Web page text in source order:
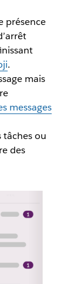
présence
.
mais
messages
ou
des